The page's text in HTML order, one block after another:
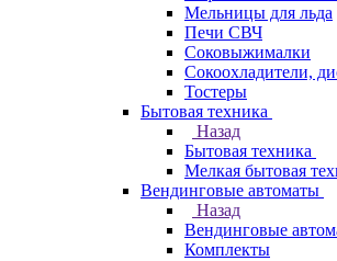
Мельницы для льда
Печи СВЧ
Соковыжималки
Сокоохладители,
Тостеры
Бытовая техника
Назад
Бытовая техника
Мелкая бытовая
Вендинговые автоматы
Назад
Вендинговые
Комплекты